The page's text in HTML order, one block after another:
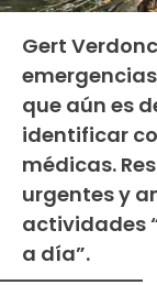
Gert
que aún es
identificar
médicas.
urgentes y
actividades
a día”.